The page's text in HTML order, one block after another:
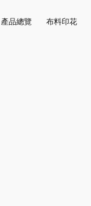
產品總覽 布料印花